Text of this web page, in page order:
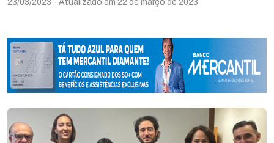
23/03/2023 - Atualizado em 22 de março de 2023